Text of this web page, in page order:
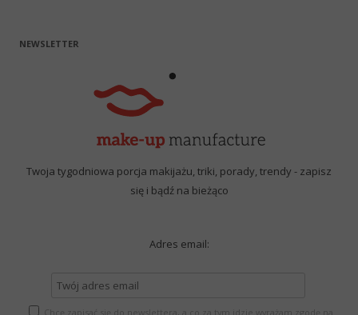
NEWSLETTER
Twoja tygodniowa porcja makijażu, triki, porady, trendy - zapisz
się i bądź na bieżąco
Adres email:
Chcę zapisać się do newslettera, a co za tym idzie wyrażam zgodę na